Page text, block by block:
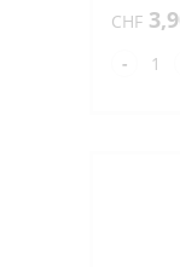
CHF
-